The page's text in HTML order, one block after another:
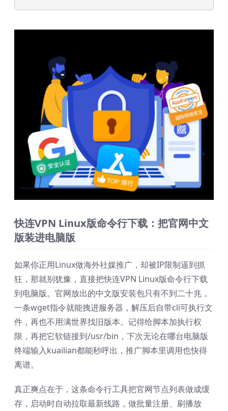
快连VPN Linux版命令行下载：把官网中文
版装进电脑版
如果你正用Linux做海外社媒推广，却被IP限制逼到抓
狂，那就别犹豫，直接把快连VPN Linux版命令行下载
到电脑版。官网放出的中文版安装包只有不到二十兆，
一条wget指令就能拽进服务器，解压后自带cli可执行文
件，再也不用满世界找旧版本。记得给脚本加执行权
限，再把它软链接到/usr/bin，下次无论在哪台电脑版
终端输入kuailian都能秒呼出，推广脚本里调用也快得
离谱。
真正爽点在于，这条命令行工具把官网节点列表做成缓
存，启动时自动拉取最新线路，做批量注册、刷播放